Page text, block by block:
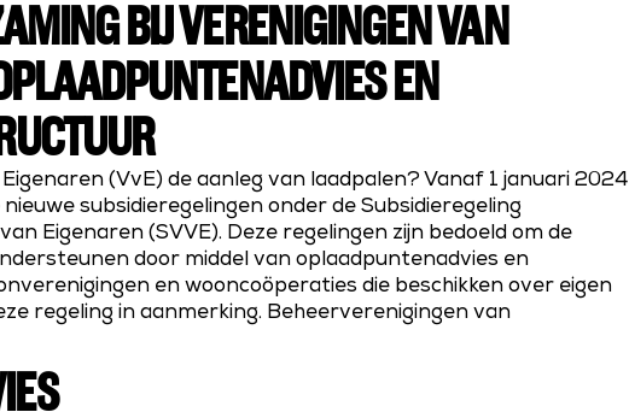
BIJ VERENIGINGEN VAN
EN
(VvE) de aanleg van laadpalen? Vanaf 1 januari 2024
subsidieregelingen onder de Subsidieregeling
Eigenaren (SVVE). Deze regelingen zijn bedoeld om de
door middel van oplaadpuntenadvies en
en wooncoöperaties die beschikken over eigen
regeling in aanmerking. Beheerverenigingen van